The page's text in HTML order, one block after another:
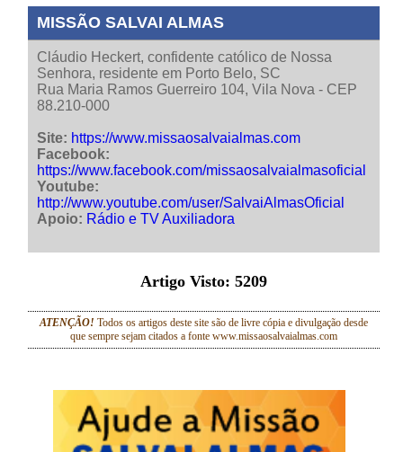
MISSÃO SALVAI ALMAS
Cláudio Heckert, confidente católico de Nossa
Senhora, residente em Porto Belo, SC
Rua Maria Ramos Guerreiro 104, Vila Nova - CEP
88.210-000
Site: https://www.missaosalvaialmas.com
Facebook:
https://www.facebook.com/missaosalvaialmasoficial
Youtube:
http://www.youtube.com/user/SalvaiAlmasOficial
Apoio: Rádio e TV Auxiliadora
Artigo Visto: 5209
ATENÇÃO! Todos os artigos deste site são de livre cópia e divulgação desde
que sempre sejam citados a fonte www.missaosalvaialmas.com